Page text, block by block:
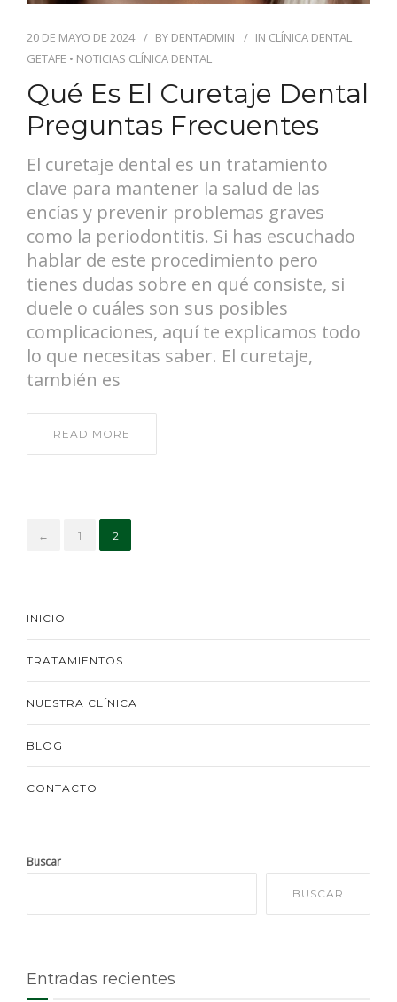
20 DE MAYO DE 2024 BY DENTADMIN IN CLÍNICA DENTAL
GETAFE • NOTICIAS CLÍNICA DENTAL
Qué Es El Curetaje Dental
Preguntas Frecuentes
El curetaje dental es un tratamiento
clave para mantener la salud de las
encías y prevenir problemas graves
como la periodontitis. Si has escuchado
hablar de este procedimiento pero
tienes dudas sobre en qué consiste, si
duele o cuáles son sus posibles
complicaciones, aquí te explicamos todo
lo que necesitas saber. El curetaje,
también es
READ MORE
← 1 2
INICIO
TRATAMIENTOS
NUESTRA CLÍNICA
BLOG
CONTACTO
Buscar
BUSCAR
Entradas recientes